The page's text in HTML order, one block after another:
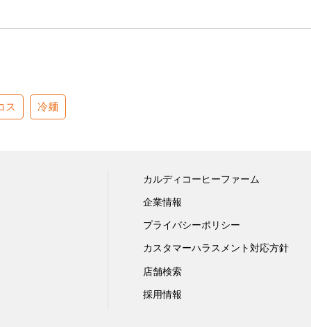
ス 冷麺
カルディコーヒーファーム
企業情報
プライバシーポリシー
カスタマーハラスメント対応方針
店舗検索
採用情報